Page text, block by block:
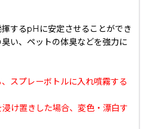
するpHに安定させることができ
い、ペットの体臭などを強力に
スプレーボトルに入れ噴霧する
け置きした場合、変色・漂白す